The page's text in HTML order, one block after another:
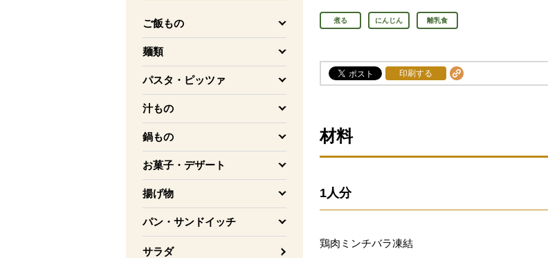
ご飯もの
を開く
麺類
を開く
パスタ・ピッツァ
を開く
汁もの
を開く
鍋もの
を開く
お菓子・デザート
を開く
揚げ物
を開く
パン・サンドイッチ
を開く
サラダ
煮る にんじん 離乳食
印刷する
材料
1人分
鶏肉ミンチバラ凍結